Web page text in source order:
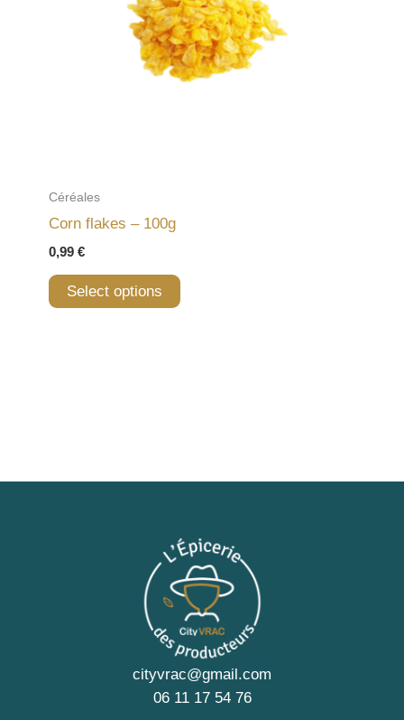
Céréales
Corn flakes – 100g
0,99 €
Select options
cityvrac@gmail.com
06 11 17 54 76